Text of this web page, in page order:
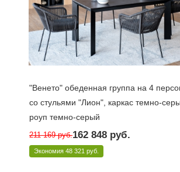
"Венето" обеденная группа на 4
со стульями "Лион", каркас темно-
роуп темно-серый
Под заказ 10 дней
Арт.: VEN-CL4T1-5-SET D-gray
211 169руб.162 848 руб.
Экономия 48 321 руб.